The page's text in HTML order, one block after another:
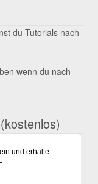
du Tutorials nach
wenn du nach
und erhalte